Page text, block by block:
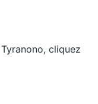
cliquez